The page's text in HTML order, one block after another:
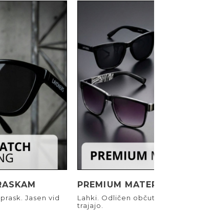
Jasen vid
PREMIUM MATERIALI
Lahki. Odličen občutek. Narejeni,
trajajo.